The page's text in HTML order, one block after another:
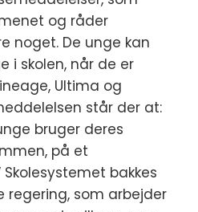
og råder
noget. De unge kan
i skolen, når de er
Ultima og
står der at:
bruger deres
på et
bakkes
regering, som arbejder